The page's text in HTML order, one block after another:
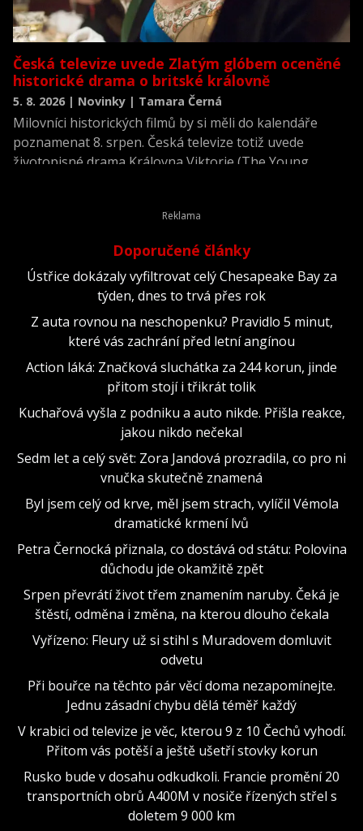
Česká televize uvede Zlatým glóbem oceněné
historické drama o britské královně
5. 8. 2026 | Novinky | Tamara Černá
Milovníci historických filmů by si měli do kalendáře
poznamenat 8. srpen. Česká televize totiž uvede
životopisné drama Královna Viktorie (The Young
Doporučené články
Ústřice dokázaly vyfiltrovat celý Chesapeake Bay za
týden, dnes to trvá přes rok
Z auta rovnou na neschopenku? Pravidlo 5 minut,
které vás zachrání před letní angínou
Action láká: Značková sluchátka za 244 korun, jinde
přitom stojí i třikrát tolik
Kuchařová vyšla z podniku a auto nikde. Přišla reakce,
jakou nikdo nečekal
Sedm let a celý svět: Zora Jandová prozradila, co pro ni
vnučka skutečně znamená
Byl jsem celý od krve, měl jsem strach, vylíčil Vémola
dramatické krmení lvů
Petra Černocká přiznala, co dostává od státu: Polovina
důchodu jde okamžitě zpět
Srpen převrátí život třem znamením naruby. Čeká je
štěstí, odměna i změna, na kterou dlouho čekala
Vyřízeno: Fleury už si stihl s Muradovem domluvit
odvetu
Při bouřce na těchto pár věcí doma nezapomínejte.
Jednu zásadní chybu dělá téměř každý
V krabici od televize je věc, kterou 9 z 10 Čechů vyhodí.
Přitom vás potěší a ještě ušetří stovky korun
Rusko bude v dosahu odkudkoli. Francie promění 20
transportních obrů A400M v nosiče řízených střel s
doletem 9 000 km